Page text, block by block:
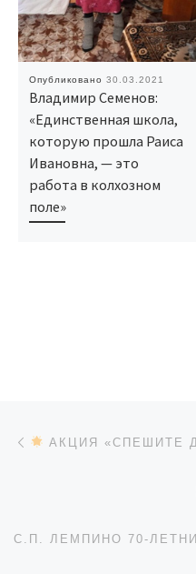
Опубликовано 30.03.2021
Владимир Семенов:
«Единственная школа,
которую прошла Раиса
Ивановна, — это
работа в колхозном
поле»
Навигация по
АКЦИЯ «СПЕШИТЕ